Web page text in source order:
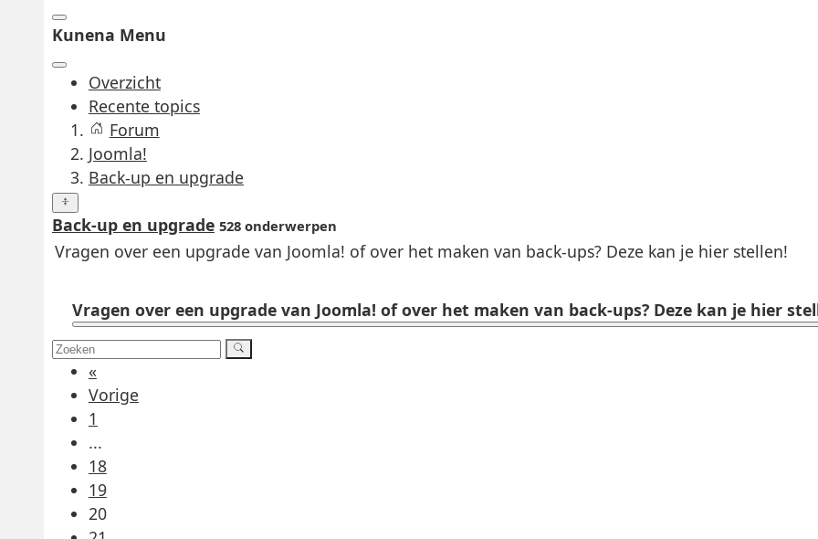
Kunena Menu
Overzicht
Recente topics
Forum
Joomla!
Back-up en upgrade
Back-up en upgrade 528 onderwerpen
Vragen over een upgrade van Joomla! of over het maken van back-ups? Deze kan je hier stellen!
Vragen over een upgrade van Joomla! of over het maken van back-ups? Deze kan je hier
«
Vorige
1
...
18
19
20